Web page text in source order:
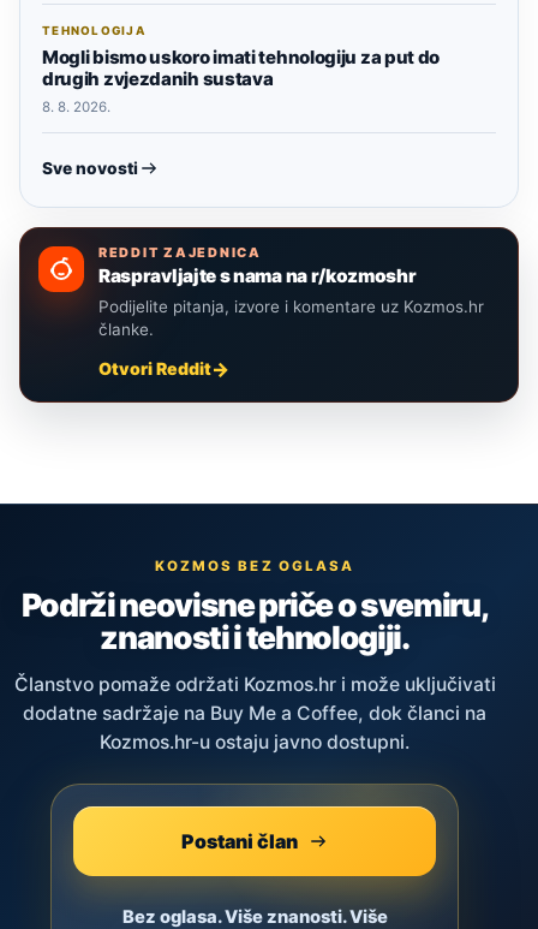
TEHNOLOGIJA
Mogli bismo uskoro imati tehnologiju za put do
drugih zvjezdanih sustava
8. 8. 2026.
Sve novosti
REDDIT ZAJEDNICA
Raspravljajte s nama na r/kozmoshr
Podijelite pitanja, izvore i komentare uz Kozmos.hr
članke.
Otvori Reddit
KOZMOS BEZ OGLASA
Podrži neovisne priče o svemiru,
znanosti i tehnologiji.
Članstvo pomaže održati Kozmos.hr i može uključivati
dodatne sadržaje na Buy Me a Coffee, dok članci na
Kozmos.hr-u ostaju javno dostupni.
Postani član
Bez oglasa. Više znanosti. Više